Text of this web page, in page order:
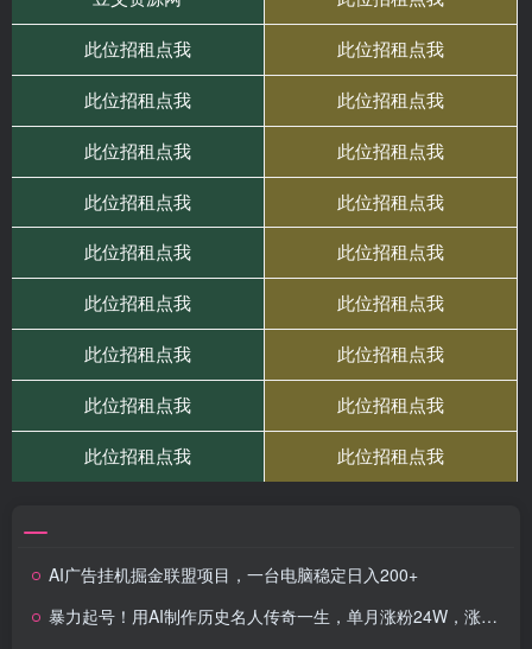
AI广告挂机掘金联盟项目，一台电脑稳定日入200+
暴力起号！用AI制作历史名人传奇一生，单月涨粉24W，涨粉+变现赛道黑马来了